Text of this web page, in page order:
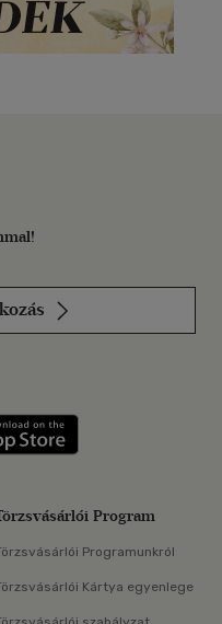
Szerezd meg: Google
Program
Programunkról
Kártya egyenlege